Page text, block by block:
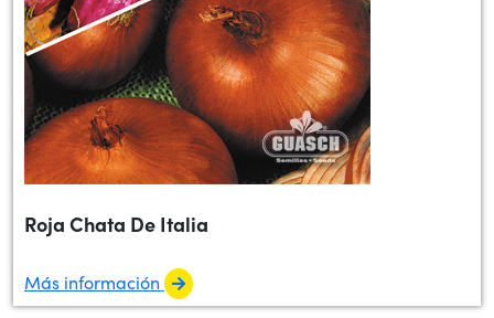
Roja Chata De Italia
Más información